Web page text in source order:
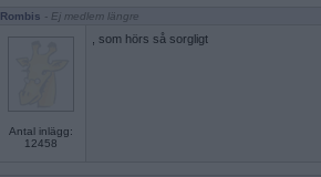
Rombis - Ej medlem längre
Antal inlägg:
12458
, som hörs så sorgligt